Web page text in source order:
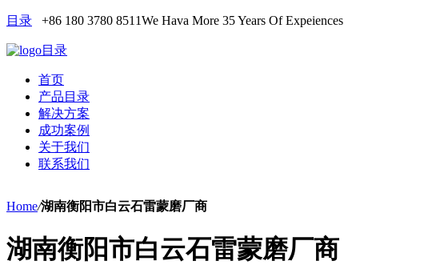
目录 +86 180 3780 8511We Hava More 35 Years Of Expeiences
目录
首页
产品目录
解决方案
成功案例
关于我们
联系我们
Home/湖南衡阳市白云石雷蒙磨厂商
湖南衡阳市白云石雷蒙磨厂商